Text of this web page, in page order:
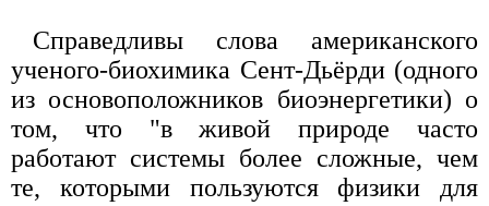
Справедливы слова американского
ученого-биохимика Сент-Дьёрди (одного
из основоположников биоэнергетики) о
том, что "в живой природе часто
работают системы более сложные, чем
те, которыми пользуются физики для